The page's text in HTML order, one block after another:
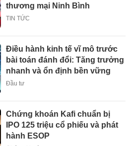
thương mại Ninh Bình
TIN TỨC
Điều hành kinh tế vĩ mô trước
bài toán đánh đổi: Tăng trưởng
nhanh và ổn định bền vững
Đầu tư
Chứng khoán Kafi chuẩn bị
IPO 125 triệu cổ phiếu và phát
hành ESOP